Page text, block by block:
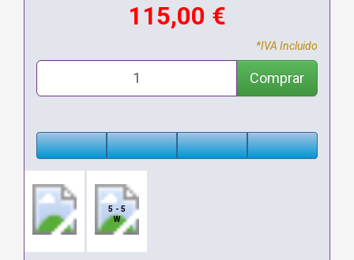
115,00 €
*IVA Incluido
Comprar
5 - 5
W